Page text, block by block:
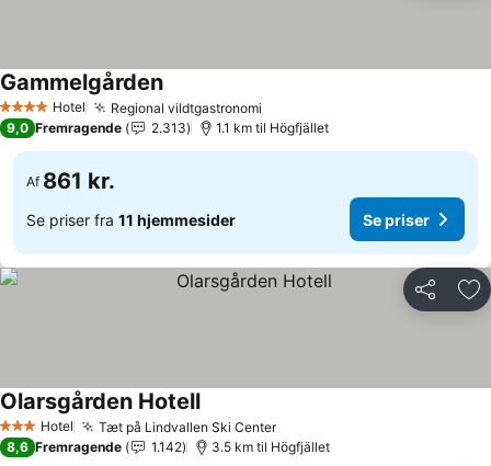
4 StjernerHotel Regional vildtgastronomi
Gammelgården
9,0 Fremragende 2.313 1.1 km til Högfjället
Af 861 kr.
Se priser fra 11 hjemmesider Se priser
Del
3 StjernerHotel Tæt på Lindvallen Ski Center
Olarsgården Hotell
8,6 Fremragende 1.142 3.5 km til Högfjället